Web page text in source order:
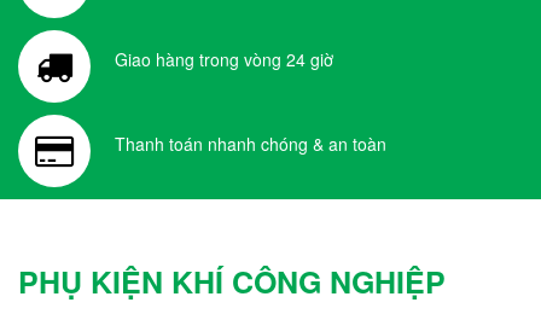
Giao hàng trong vòng 24 giờ
Thanh toán nhanh chóng & an toàn
PHỤ KIỆN KHÍ CÔNG NGHIỆP